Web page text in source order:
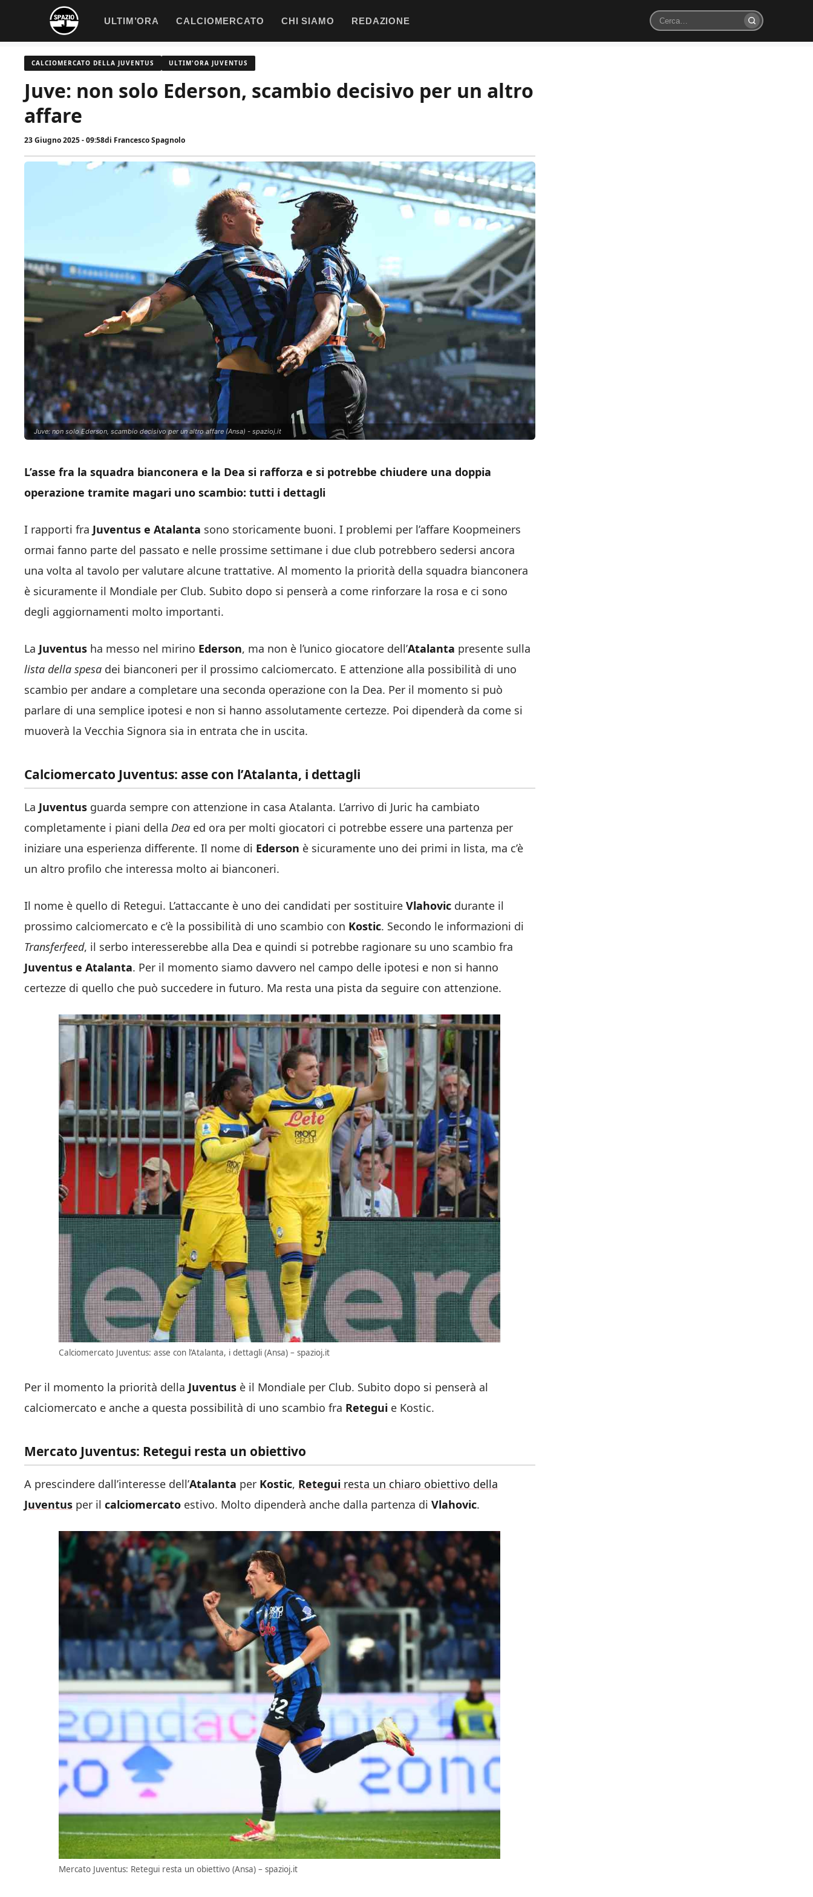
contenuto
ULTIM’ORA CALCIOMERCATO CHI SIAMO REDAZIONE
Cerca
CALCIOMERCATO DELLA JUVENTUS ULTIM'ORA JUVENTUS
Juve: non solo Ederson, scambio decisivo per un altro
affare
23 Giugno 2025 - 09:58di Francesco Spagnolo
Juve: non solo Ederson, scambio decisivo per un altro affare (Ansa) - spazioj.it
L’asse fra la squadra bianconera e la Dea si rafforza e si potrebbe chiudere una doppia
operazione tramite magari uno scambio: tutti i dettagli
I rapporti fra Juventus e Atalanta sono storicamente buoni. I problemi per l’affare Koopmeiners
ormai fanno parte del passato e nelle prossime settimane i due club potrebbero sedersi ancora
una volta al tavolo per valutare alcune trattative. Al momento la priorità della squadra bianconera
è sicuramente il Mondiale per Club. Subito dopo si penserà a come rinforzare la rosa e ci sono
degli aggiornamenti molto importanti.
La Juventus ha messo nel mirino Ederson, ma non è l’unico giocatore dell’Atalanta presente sulla
lista della spesa dei bianconeri per il prossimo calciomercato. E attenzione alla possibilità di uno
scambio per andare a completare una seconda operazione con la Dea. Per il momento si può
parlare di una semplice ipotesi e non si hanno assolutamente certezze. Poi dipenderà da come si
muoverà la Vecchia Signora sia in entrata che in uscita.
Calciomercato Juventus: asse con l’Atalanta, i dettagli
La Juventus guarda sempre con attenzione in casa Atalanta. L’arrivo di Juric ha cambiato
completamente i piani della Dea ed ora per molti giocatori ci potrebbe essere una partenza per
iniziare una esperienza differente. Il nome di Ederson è sicuramente uno dei primi in lista, ma c’è
un altro profilo che interessa molto ai bianconeri.
Il nome è quello di Retegui. L’attaccante è uno dei candidati per sostituire Vlahovic durante il
prossimo calciomercato e c’è la possibilità di uno scambio con Kostic. Secondo le informazioni di
Transferfeed, il serbo interesserebbe alla Dea e quindi si potrebbe ragionare su uno scambio fra
Juventus e Atalanta. Per il momento siamo davvero nel campo delle ipotesi e non si hanno
certezze di quello che può succedere in futuro. Ma resta una pista da seguire con attenzione.
Calciomercato Juventus: asse con l’Atalanta, i dettagli (Ansa) – spazioj.it
Per il momento la priorità della Juventus è il Mondiale per Club. Subito dopo si penserà al
calciomercato e anche a questa possibilità di uno scambio fra Retegui e Kostic.
Mercato Juventus: Retegui resta un obiettivo
A prescindere dall’interesse dell’Atalanta per Kostic, Retegui resta un chiaro obiettivo della
Juventus per il calciomercato estivo. Molto dipenderà anche dalla partenza di Vlahovic.
Mercato Juventus: Retegui resta un obiettivo (Ansa) – spazioj.it